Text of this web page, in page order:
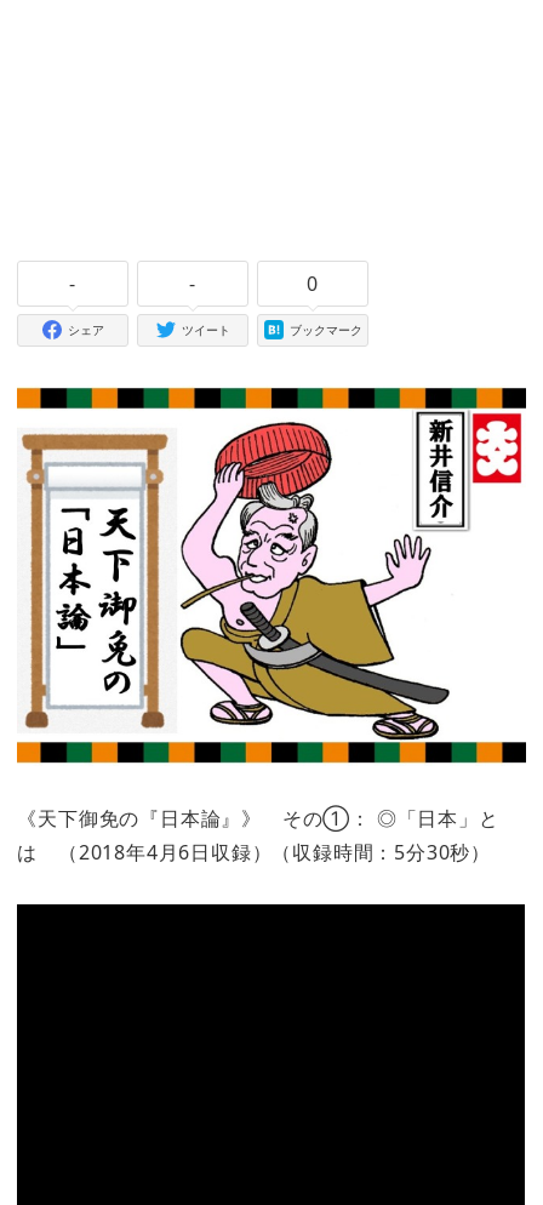
-
シェア
-
ツイート
0
ブックマーク
《天下御免の『日本論』》 その①： ◎「日本」と
は （2018年4月6日収録）（収録時間：5分30秒）